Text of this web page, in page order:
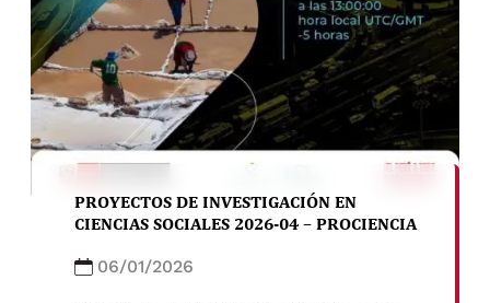
PROYECTOS DE INVESTIGACIÓN EN
CIENCIAS SOCIALES 2026-04 – PROCIENCIA
06/01/2026